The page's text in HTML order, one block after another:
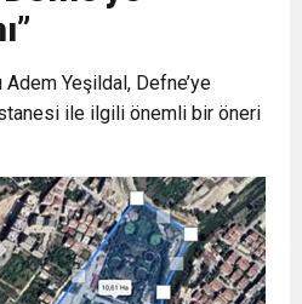
ERTELENDİ
EMRAH
Yeşildal, Defne’ye
ile ilgili önemli bir öneri